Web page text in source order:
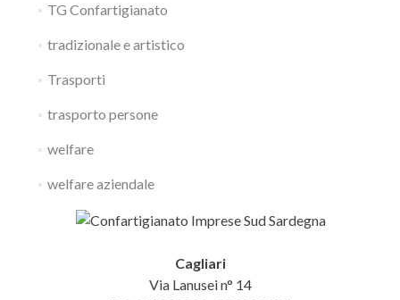
TG Confartigianato
tradizionale e artistico
Trasporti
trasporto persone
welfare
welfare aziendale
Cagliari
Via Lanusei n° 14